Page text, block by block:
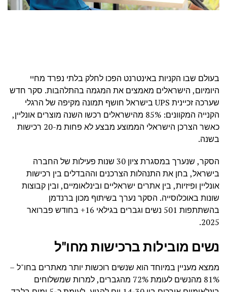
בעולם שבו הקניות באינטרנט הפכו לחלק בלתי נפרד מחיי
היומיום, הישראלים מאמצים את המגמה בהתלהבות. סקר חדש
שערכה זכיינית UPS בישראל חושף תמונה מקיפה של הרגלי
הקנייה המקוונים: 85% מהישראלים רכשו השנה מוצרים אונליין,
כאשר הצרכן הישראלי הממוצע מבצע לא פחות מ-20 רכישות
בשנה.
הסקר, שנערך במסגרת ציון 30 שנות פעילות של החברה
בישראל, בחן את התנהלות הצרכנים וההבדלים בין רכישות
אונליין ופיזיות, בין אתרים ישראליים ובינלאומיים, ובין קבוצות
שונות באוכלוסייה. הסקר נערך בשיתוף מכון ברנדמן
בהשתתפות 501 נשים וגברים בגילאי 16+ בחודש פברואר
2025.
נשים מובילות ברכישות מחו"ל
ממצא מעניין במיוחד הוא שנשים רוכשות יותר מאתרים בחו"ל –
81% מהנשים לעומת 72% מהגברים, למרות שמשלוחים